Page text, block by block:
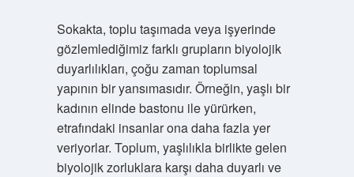
Sokakta, toplu taşımada veya işyerinde
gözlemlediğimiz farklı grupların biyolojik
duyarlılıkları, çoğu zaman toplumsal
yapının bir yansımasıdır. Örneğin, yaşlı bir
kadının elinde bastonu ile yürürken,
etrafındaki insanlar ona daha fazla yer
veriyorlar. Toplum, yaşlılıkla birlikte gelen
biyolojik zorluklara karşı daha duyarlı ve